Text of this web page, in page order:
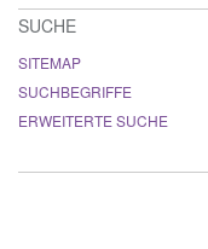
SUCHE
SITEMAP
SUCHBEGRIFFE
ERWEITERTE SUCHE